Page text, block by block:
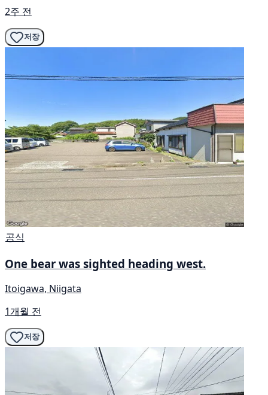
2주 전
저장
공식
One bear was sighted heading west.
Itoigawa, Niigata
1개월 전
저장